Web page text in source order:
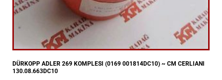
DÜRKOPP ADLER 269 KOMPLESI (0169 001814DC10) ~ CM CERLIANI
130.08.663DC10